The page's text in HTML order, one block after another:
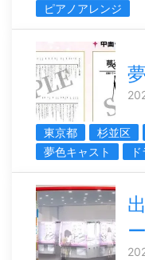
ピアノアレンジ
東京都 杉並区
夢色キャスト
ー